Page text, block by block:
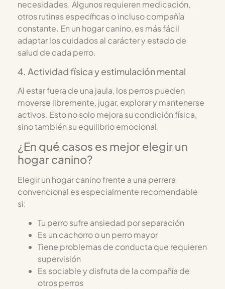
necesidades. Algunos requieren medicación,
otros rutinas específicas o incluso compañía
constante. En un hogar canino, es más fácil
adaptar los cuidados al carácter y estado de
salud de cada perro.
4. Actividad física y estimulación mental
Al estar fuera de una jaula, los perros pueden
moverse libremente, jugar, explorar y mantenerse
activos. Esto no solo mejora su condición física,
sino también su equilibrio emocional.
¿En qué casos es mejor elegir un
hogar canino?
Elegir un hogar canino frente a una perrera
convencional es especialmente recomendable
si:
Tu perro sufre ansiedad por separación
Es un cachorro o un perro mayor
Tiene problemas de conducta que requieren
supervisión
Es sociable y disfruta de la compañía de
otros perros